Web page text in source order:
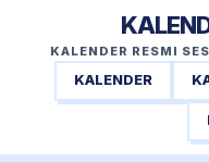
KALENDER RESMI
KALENDER